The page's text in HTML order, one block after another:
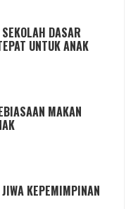
DASAR
UNTUK ANAK
MAKAN
KEPEMIMPINAN